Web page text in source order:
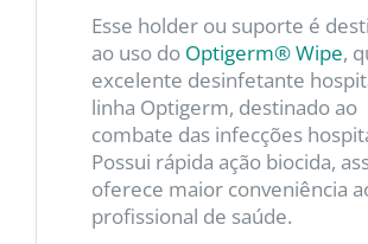
Esse holder ou suporte é
ao uso do Optigerm® Wipe,
excelente desinfetante
linha Optigerm, destinado ao
combate das infecções
Possui rápida ação biocida,
oferece maior conveniência
profissional de saúde.